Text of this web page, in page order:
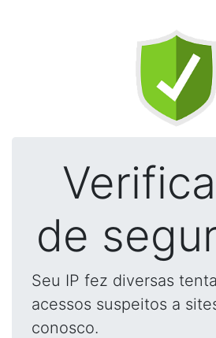
de
Seu IP fez diversas
acessos suspeitos a
conosco.